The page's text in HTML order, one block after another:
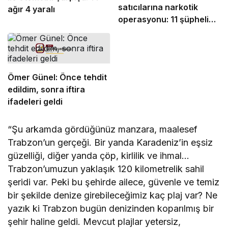
ağır 4 yaralı
satıcılarına narkotik
operasyonu: 11 şüpheli
Ömer Günel: Önce tehdit
edildim, sonra iftira
ifadeleri geldi
“Şu arkamda gördüğünüz manzara, maalesef
Trabzon’un gerçeği. Bir yanda Karadeniz’in eşsiz
güzelliği, diğer yanda çöp, kirlilik ve ihmal…
Trabzon’umuzun yaklaşık 120 kilometrelik sahil
şeridi var. Peki bu şehirde ailece, güvenle ve temiz
bir şekilde denize girebileceğimiz kaç plaj var? Ne
yazık ki Trabzon bugün denizinden koparılmış bir
şehir haline geldi. Mevcut plajlar yetersiz,